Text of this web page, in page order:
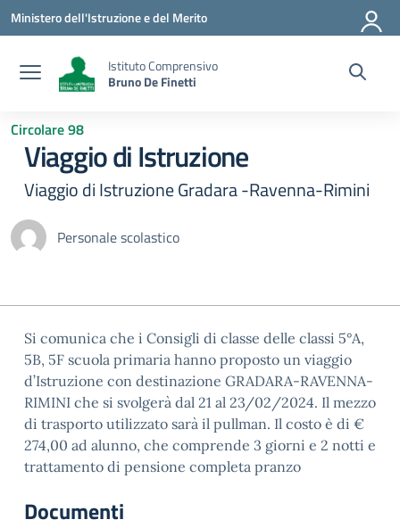
Vai ai contenuti
Vai al menu di navigazione
Vai al footer
Ministero dell'Istruzione e del Merito
Istituto Comprensivo
Bruno De Finetti
Circolare 98
Viaggio di Istruzione
Viaggio di Istruzione Gradara -Ravenna-Rimini
Personale scolastico
Si comunica che i Consigli di classe delle classi 5°A,
5B, 5F scuola primaria hanno proposto un viaggio
d’Istruzione con destinazione GRADARA-RAVENNA-
RIMINI che si svolgerà dal 21 al 23/02/2024. Il mezzo
di trasporto utilizzato sarà il pullman. Il costo è di €
274,00 ad alunno, che comprende 3 giorni e 2 notti e
trattamento di pensione completa pranzo
Documenti